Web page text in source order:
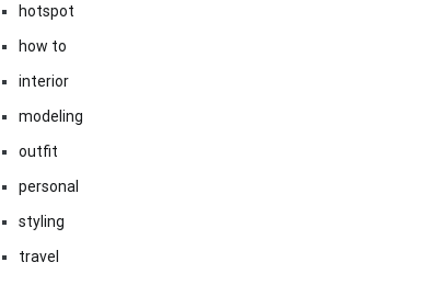
hotspot
how to
interior
modeling
outfit
personal
styling
travel